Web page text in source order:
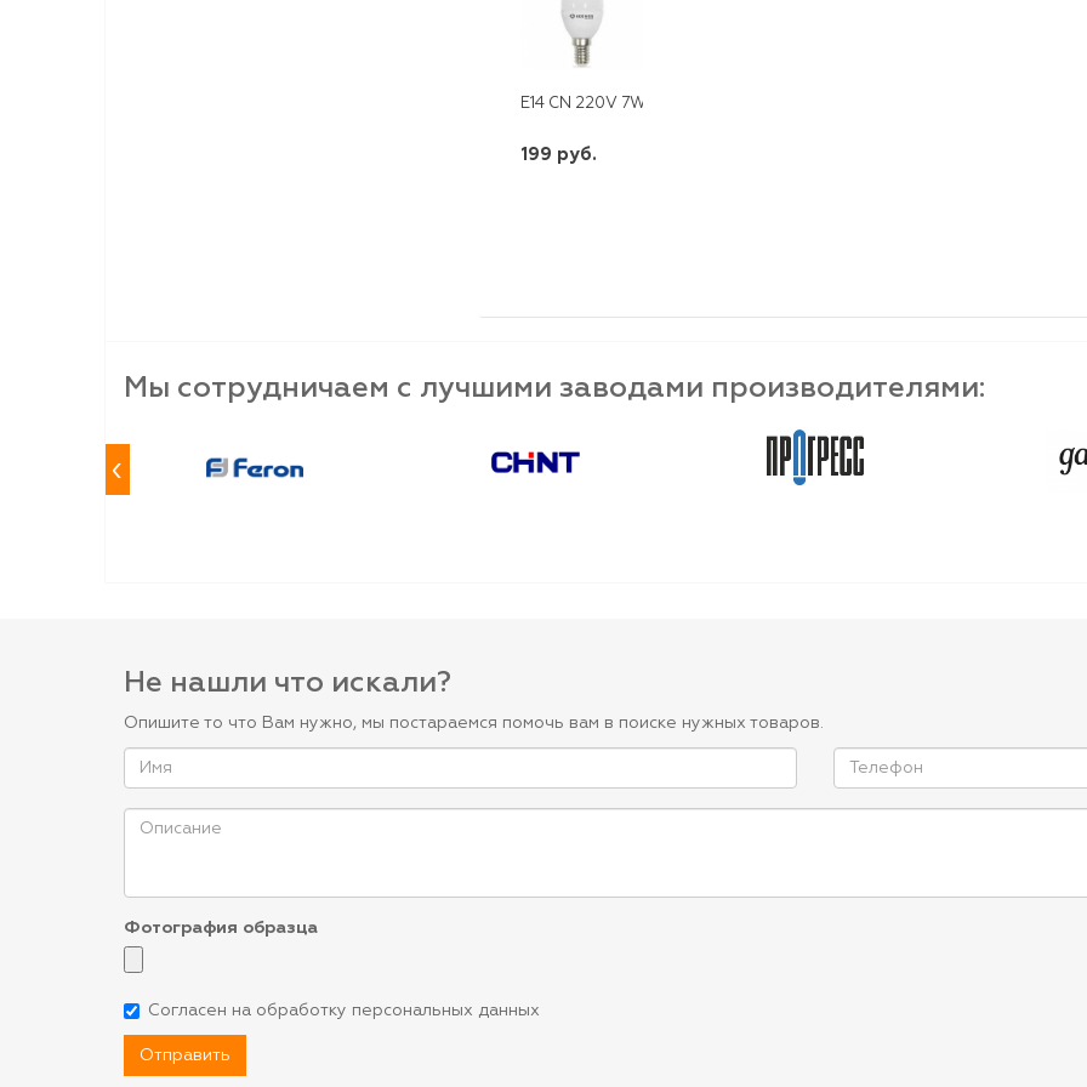
E14 CN 220V 7W LED 4500K КОСМОС
199 руб.
Мы сотрудничаем с лучшими заводами производителями:
‹
Не нашли что искали?
Опишите то что Вам нужно, мы постараемся помочь вам в поиске нужных товаров.
Фотография образца
Согласен на обработку персональных данных
Отправить